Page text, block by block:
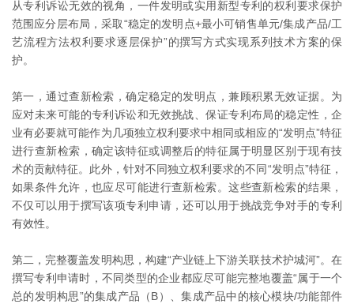
从专利诉讼无效的视角，一件发明或实用新型专利的权利要求保护
范围应分层布局，采取“稳定的发明点+最小可销售单元/集成产品/工
艺流程方法权利要求逐层保护”的撰写方式实现系列技术方案的保
护。
第一，通过查新检索，确定稳定的发明点，兼顾积累无效证据。为
应对未来可能的专利诉讼和无效挑战、保证专利布局的稳定性，企
业有必要就可能作为几项独立权利要求中相同或相应的“发明点”特征
进行查新检索，确定该特征或调整后的特征属于明显区别于现有技
术的贡献特征。此外，针对不同独立权利要求的不同“发明点”特征，
如果条件允许，也应尽可能进行查新检索。这些查新检索的结果，
不仅可以用于撰写该项专利申请，还可以用于挑战竞争对手的专利
有效性。
第二，完整覆盖发明构思，构建“产业链上下游关联技术护城河”。在
撰写专利申请时，不同类型的企业都应尽可能完整地覆盖“属于一个
总的发明构思”的集成产品（B）、集成产品中的核心模块/功能部件